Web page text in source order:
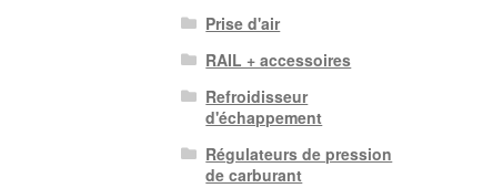
Prise d'air
RAIL + accessoires
Refroidisseur
d'échappement
Régulateurs de pression
de carburant